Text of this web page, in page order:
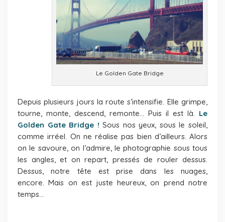
Le Golden Gate Bridge
Depuis plusieurs jours la route s’intensifie. Elle grimpe,
tourne, monte, descend, remonte… Puis il est là. Le
Golden Gate Bridge ! Sous nos yeux, sous le soleil,
comme irréel. On ne réalise pas bien d’ailleurs. Alors
on le savoure, on l’admire, le photographie sous tous
les angles, et on repart, pressés de rouler dessus.
Dessus, notre tête est prise dans les nuages,
encore. Mais on est juste heureux, on prend notre
temps…